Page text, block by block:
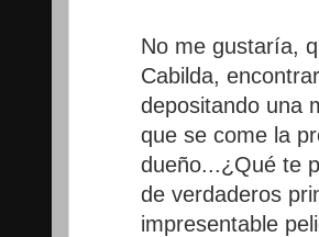
No me gustaría,
Cabilda,
depositando una
que se come la
dueño...¿Qué te
de verdaderos
impresentable